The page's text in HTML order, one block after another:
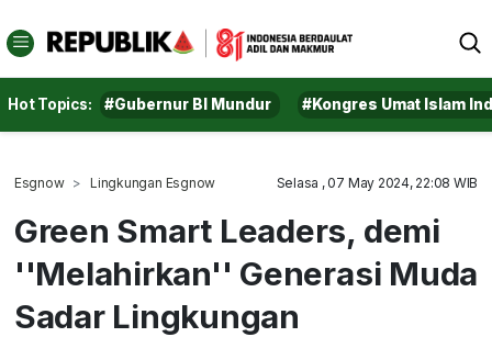
Hot Topics: #Gubernur BI Mundur #Kongres Umat Islam
Esgnow Lingkungan Esgnow Selasa , 07 May 2024, 22:08 WIB
Green Smart Leaders, demi
''Melahirkan'' Generasi Muda
Sadar Lingkungan